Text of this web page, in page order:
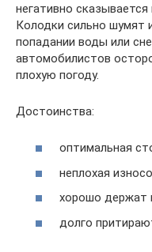
негативно
Колодки сильно шумят
попадании воды или
автомобилистов
плохую погоду.
Достоинства:
оптимальная
неплохая
хорошо держат
долго